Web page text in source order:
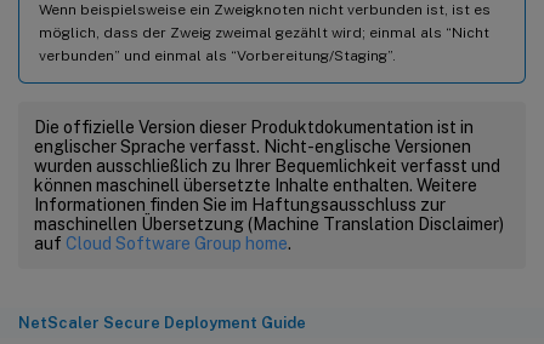
Wenn beispielsweise ein Zweigknoten nicht verbunden ist, ist es
möglich, dass der Zweig zweimal gezählt wird; einmal als “Nicht
verbunden” und einmal als “Vorbereitung/Staging”.
Die offizielle Version dieser Produktdokumentation ist in
englischer Sprache verfasst. Nicht-englische Versionen
wurden ausschließlich zu Ihrer Bequemlichkeit verfasst und
können maschinell übersetzte Inhalte enthalten. Weitere
Informationen finden Sie im Haftungsausschluss zur
maschinellen Übersetzung (Machine Translation Disclaimer)
auf Cloud Software Group home.
NetScaler Secure Deployment Guide